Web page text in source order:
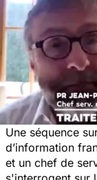
Une séquence
d’information
et un chef de